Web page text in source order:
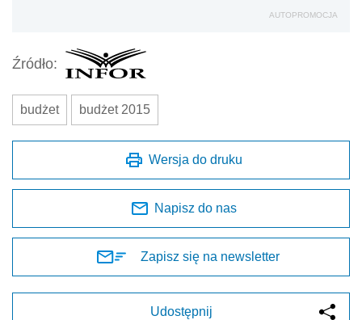
AUTOPROMOCJA
Źródło:
budżet budżet 2015
Wersja do druku
Napisz do nas
Zapisz się na newsletter
Udostępnij